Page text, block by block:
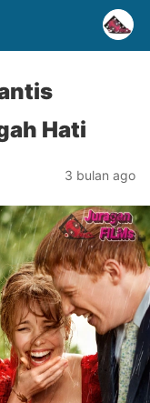
Hati
3 bulan ago